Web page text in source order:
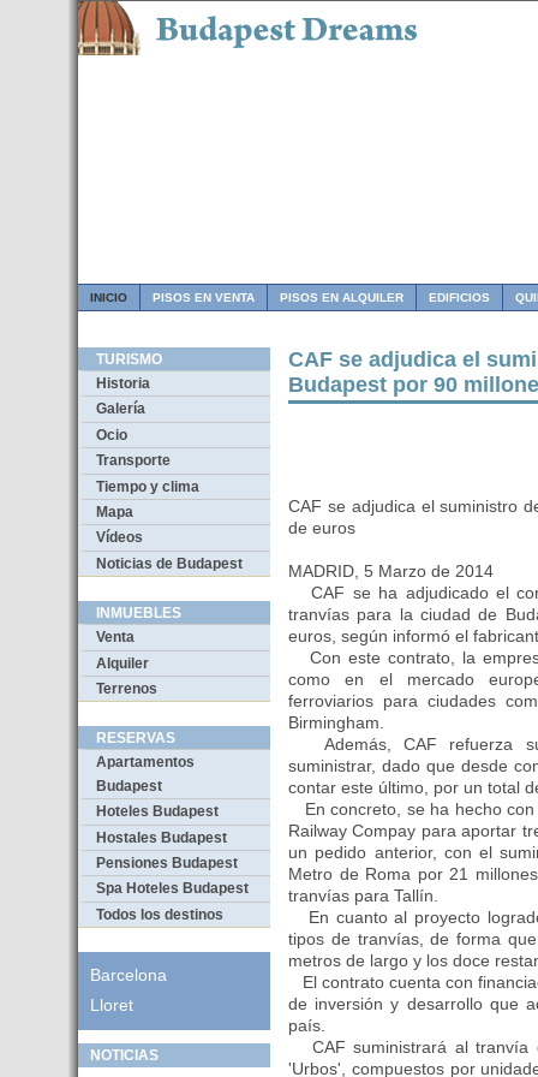
INICIO PISOS EN VENTA PISOS EN ALQUILER EDIFICIOS
TURISMO
Historia
Galería
Ocio
Transporte
Tiempo y clima
Mapa
Vídeos
Noticias de Budapest
INMUEBLES
Venta
Alquiler
Terrenos
RESERVAS
Apartamentos
Budapest
Hoteles Budapest
Hostales Budapest
Pensiones Budapest
Spa Hoteles Budapest
Todos los destinos
Barcelona
Lloret
NOTICIAS
CAF se adjudica el
Budapest por 90
CAF se adjudica el suministro
de euros
MADRID, 5 Marzo de 2014
CAF se ha adjudicado el
tranvías para la ciudad de
euros, según informó el
Con este contrato, la
como en el mercado
ferroviarios para ciudades
Birmingham.
Además, CAF refuerza
suministrar, dado que desde
contar este último, por un total
En concreto, se ha hecho
Railway Compay para aportar
un pedido anterior, con el
Metro de Roma por 21
tranvías para Tallín.
En cuanto al proyecto
tipos de tranvías, de forma
metros de largo y los doce
El contrato cuenta con
de inversión y desarrollo que
país.
CAF suministrará al tranvía
'Urbos', compuestos por